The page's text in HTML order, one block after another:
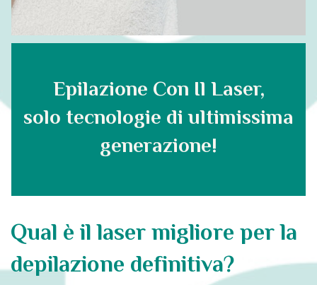
Epilazione Con Il Laser,
solo tecnologie di ultimissima
generazione!
Qual è il laser migliore per la
depilazione definitiva?